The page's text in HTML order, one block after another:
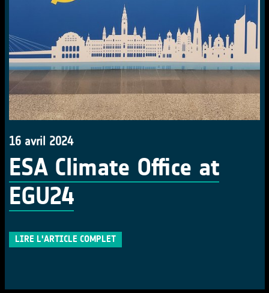
16 avril 2024
ESA Climate Office at
EGU24
LIRE L'ARTICLE COMPLET